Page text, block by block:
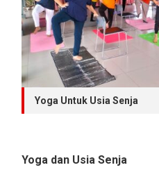
Yoga Untuk Usia Senja
Yoga dan Usia Senja